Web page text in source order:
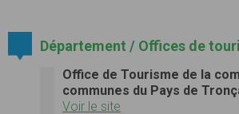
Département / Offices de
Office de Tourisme de la
communes du Pays de
Voir le site